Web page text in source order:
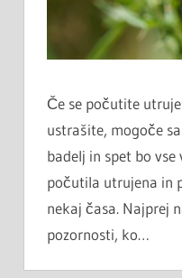
Če se počutite
ustrašite, mogoče
badelj in spet bo vse
počutila utrujena in
nekaj časa. Najprej
pozornosti, ko…